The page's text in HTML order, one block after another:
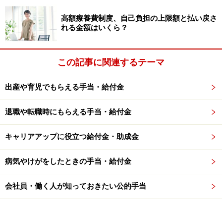
スイッチOTC医薬品にはマークがある！
「一定の取り組み」には証明書類が必要
セルフメディケーション税制を受けるには「一定の取り
組み」の証明書類として は、領収書（原本）、または結
があります。
1.申請者の氏名
2.健診などを受けた年月日
高額療養費制度、自己負担の上限額と払い戻さ
れる金額はいくら？
この記事に関連するテーマ
出産や育児でもらえる手当・給付金
退職や転職時にもらえる手当・給付金
キャリアアップに役立つ給付金・助成金
病気やけがをしたときの手当・給付金
会社員・働く人が知っておきたい公的手当